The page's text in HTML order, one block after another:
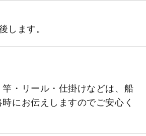
ます。
竿・リール・仕掛けなどは、船
にお伝えしますのでご安心く